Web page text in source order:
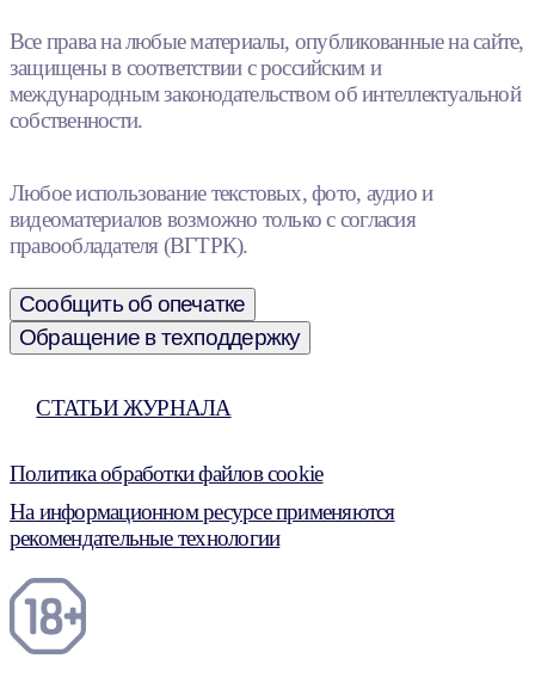
Все права на любые материалы, опубликованные на сайте,
защищены в соответствии с российским и
международным законодательством об интеллектуальной
собственности.
Любое использование текстовых, фото, аудио и
видеоматериалов возможно только с согласия
правообладателя (ВГТРК).
Сообщить об опечатке
Обращение в техподдержку
СТАТЬИ ЖУРНАЛА
Политика обработки файлов cookie
На информационном ресурсе применяются
рекомендательные технологии